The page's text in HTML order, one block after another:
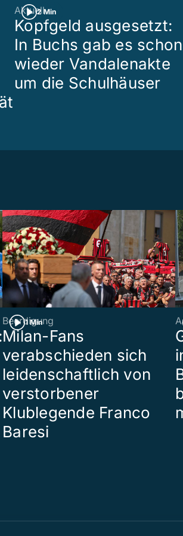
2 Min
Aktuell
Kopfgeld ausgesetzt:
In Buchs gab es schon
wieder Vandalenakte
um die Schulhäuser
1 Min
Beerdigung
Milan-Fans
verabschieden sich
leidenschaftlich von
verstorbener
Klublegende Franco
Baresi